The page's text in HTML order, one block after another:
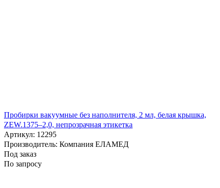
Пробирки вакуумные без наполнителя, 2 мл, белая крышка,
ZEW.1375–2,0, непрозрачная этикетка
Артикул: 12295
Производитель: Компания ЕЛАМЕД
Под заказ
По запросу